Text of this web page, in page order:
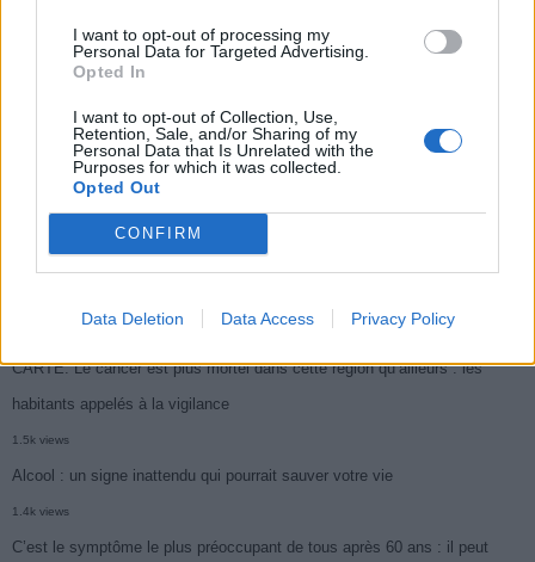
I want to opt-out of processing my
Personal Data for Targeted Advertising.
Opted In
I want to opt-out of Collection, Use,
Retention, Sale, and/or Sharing of my
Personal Data that Is Unrelated with the
Purposes for which it was collected.
Opted Out
CONFIRM
Data Deletion Data Access Privacy Policy
Ce cancer mortel explose chez les personnes nées après 1980 : le
symptôme à repérer
Je suis cardiologue et voici le seul chocolat que je valide : c’est le
meilleur pour le cœur
CARTE. Le cancer est plus mortel dans cette région qu’ailleurs : les
habitants appelés à la vigilance
1.5k views
Alcool : un signe inattendu qui pourrait sauver votre vie
1.4k views
C’est le symptôme le plus préoccupant de tous après 60 ans : il peut